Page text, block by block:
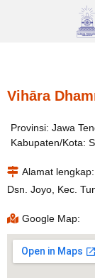
Vihāra
Provinsi: Jawa
Kabupaten/Kota:
Alamat lengkap:
Dsn. Joyo, Kec.
Google Map: